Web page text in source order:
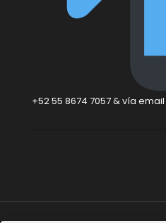
+52 55 8674 7057 & vía email